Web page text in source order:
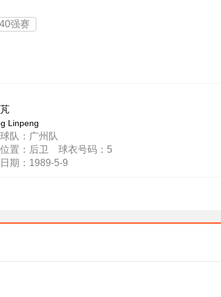
强赛
Linpeng
队：广州队
置：后卫 球衣号码：5
期：1989-5-9